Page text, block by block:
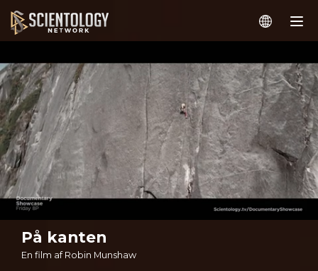
På kanten
En film af Robin Munshaw